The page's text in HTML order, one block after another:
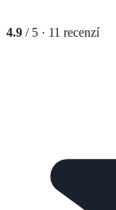
4.9 / 5 · 11 recenzí